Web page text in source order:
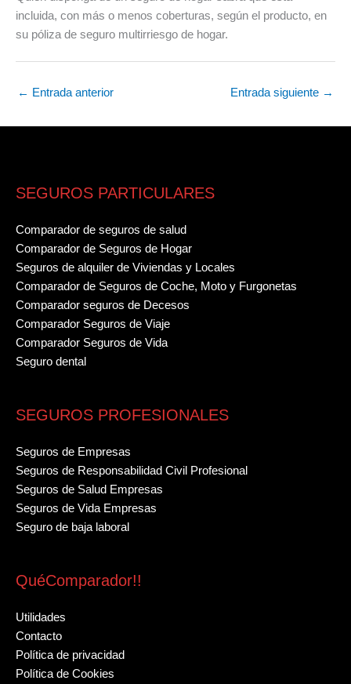
incluida, con más o menos coberturas, según el producto, en
su póliza de seguro multirriesgo de hogar.
← Entrada anterior Entrada siguiente →
SEGUROS PARTICULARES
Comparador de seguros de salud
Comparador de Seguros de Hogar
Seguros de alquiler de Viviendas y Locales
Comparador de Seguros de Coche, Moto y Furgonetas
Comparador seguros de Decesos
Comparador Seguros de Viaje
Comparador Seguros de Vida
Seguro dental
SEGUROS PROFESIONALES
Seguros de Empresas
Seguros de Responsabilidad Civil Profesional
Seguros de Salud Empresas
Seguros de Vida Empresas
Seguro de baja laboral
QuéComparador!!
Utilidades
Contacto
Política de privacidad
Política de Cookies